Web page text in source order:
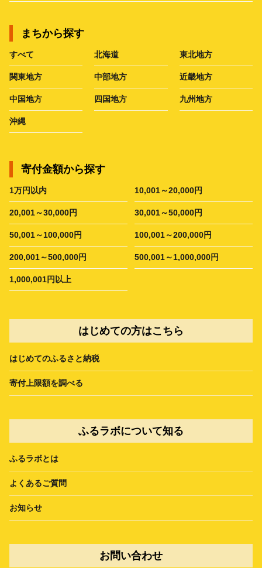
まちから探す
すべて 北海道 東北地方
関東地方 中部地方 近畿地方
中国地方 四国地方 九州地方
沖縄
寄付金額から探す
1万円以内 10,001～20,000円
20,001～30,000円 30,001～50,000円
50,001～100,000円 100,001～200,000円
200,001～500,000円 500,001～1,000,000円
1,000,001円以上
はじめての方はこちら
はじめてのふるさと納税
寄付上限額を調べる
ふるラボについて知る
ふるラボとは
よくあるご質問
お知らせ
お問い合わせ